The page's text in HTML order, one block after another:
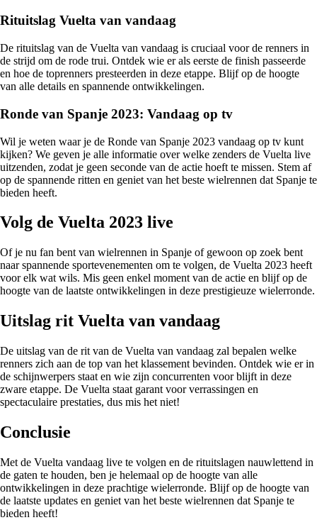
Rituitslag Vuelta van vandaag
De rituitslag van de Vuelta van vandaag is cruciaal voor de renners in
de strijd om de rode trui. Ontdek wie er als eerste de finish passeerde
en hoe de toprenners presteerden in deze etappe. Blijf op de hoogte
van alle details en spannende ontwikkelingen.
Ronde van Spanje 2023: Vandaag op tv
Wil je weten waar je de Ronde van Spanje 2023 vandaag op tv kunt
kijken? We geven je alle informatie over welke zenders de Vuelta live
uitzenden, zodat je geen seconde van de actie hoeft te missen. Stem af
op de spannende ritten en geniet van het beste wielrennen dat Spanje te
bieden heeft.
Volg de Vuelta 2023 live
Of je nu fan bent van wielrennen in Spanje of gewoon op zoek bent
naar spannende sportevenementen om te volgen, de Vuelta 2023 heeft
voor elk wat wils. Mis geen enkel moment van de actie en blijf op de
hoogte van de laatste ontwikkelingen in deze prestigieuze wielerronde.
Uitslag rit Vuelta van vandaag
De uitslag van de rit van de Vuelta van vandaag zal bepalen welke
renners zich aan de top van het klassement bevinden. Ontdek wie er in
de schijnwerpers staat en wie zijn concurrenten voor blijft in deze
zware etappe. De Vuelta staat garant voor verrassingen en
spectaculaire prestaties, dus mis het niet!
Conclusie
Met de Vuelta vandaag live te volgen en de rituitslagen nauwlettend in
de gaten te houden, ben je helemaal op de hoogte van alle
ontwikkelingen in deze prachtige wielerronde. Blijf op de hoogte van
de laatste updates en geniet van het beste wielrennen dat Spanje te
bieden heeft!